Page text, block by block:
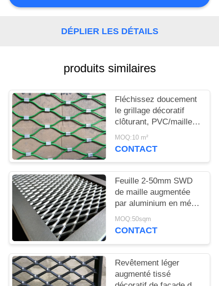
DEMANDEZ
DU
SITE
POLITIQUE
DE
CONFIDENTIALITÉ
DÉPLIER LES DÉTAILS
produits similaires
Fléchissez doucement
le grillage décoratif
clôturant, PVC/maille
de corde tissée par
nylon
MOQ:10 m²
CONTACT
Feuille 2-50mm SWD
de maille augmentée
par aluminium en métal
de résistance à la
corrosion
MOQ:50sqm
CONTACT
Revêtement léger
augmenté tissé